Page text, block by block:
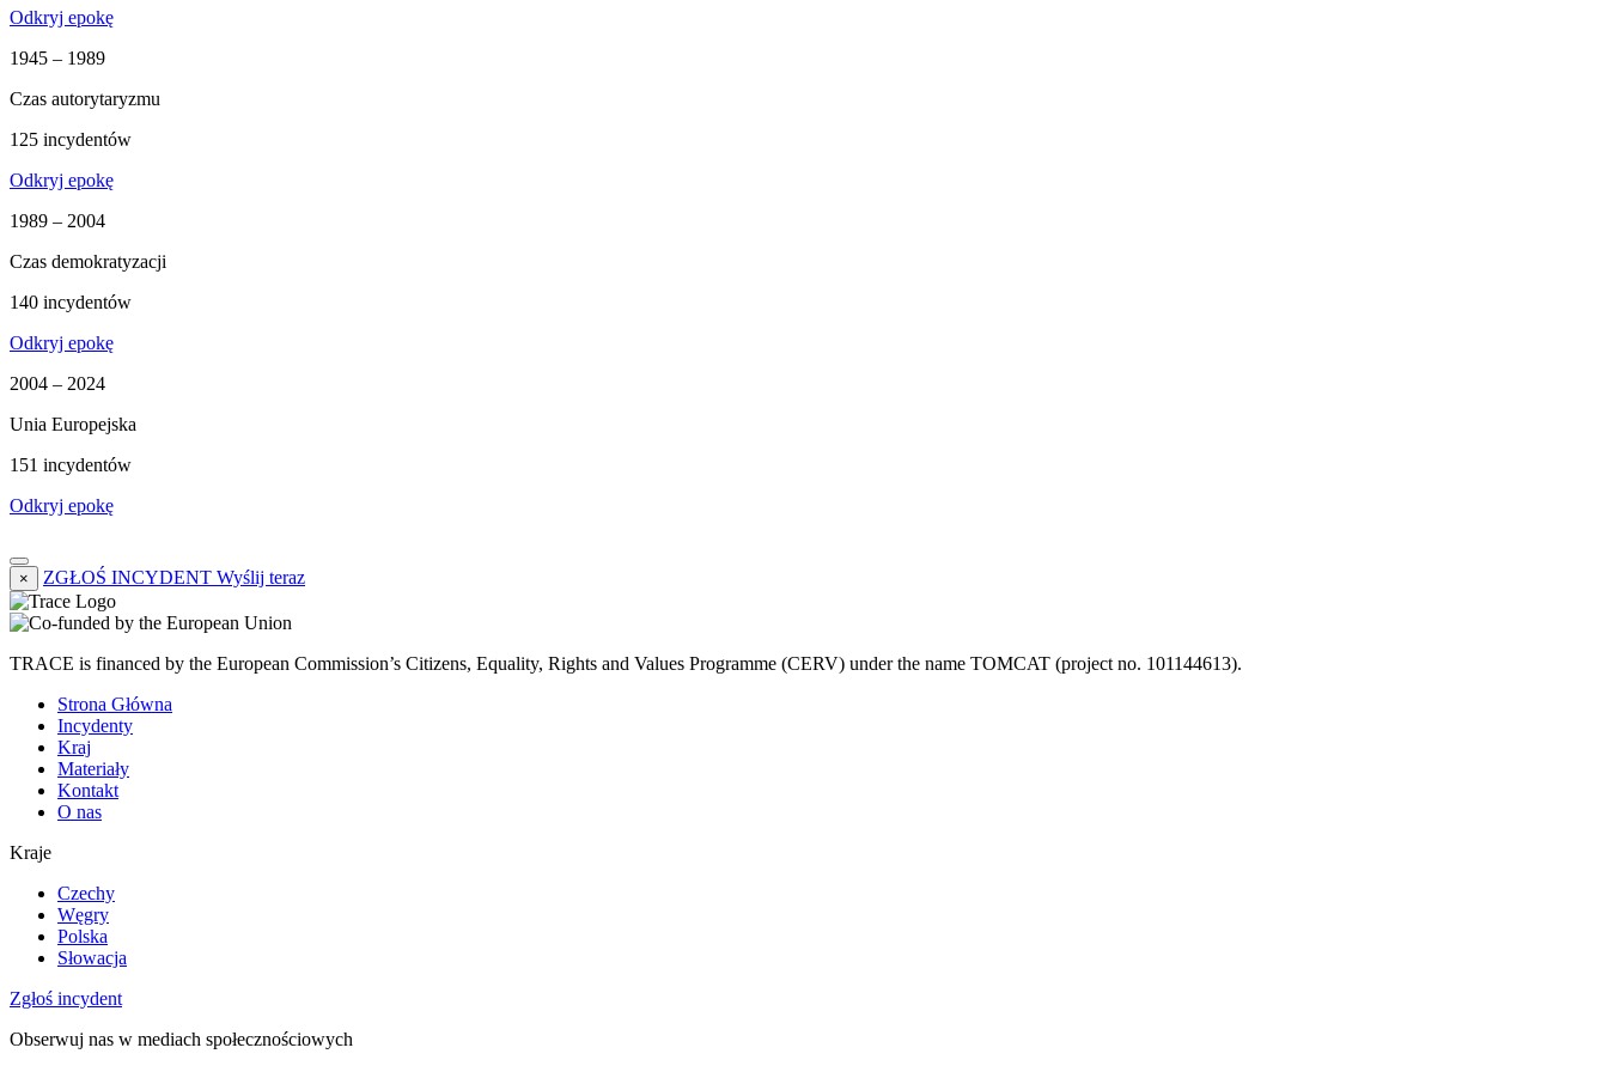
Odkryj epokę
1945 – 1989
Czas autorytaryzmu
125 incydentów
Odkryj epokę
1989 – 2004
Czas demokratyzacji
140 incydentów
Odkryj epokę
2004 – 2024
Unia Europejska
151 incydentów
Odkryj epokę
× ZGŁOŚ INCYDENT Wyślij teraz
TRACE is financed by the European Commission’s Citizens, Equality, Rights and Values Programme (CERV) under the name TOMCAT (project no. 101144613).
Strona Główna
Incydenty
Kraj
Materiały
Kontakt
O nas
Kraje
Czechy
Węgry
Polska
Słowacja
Zgłoś incydent
Obserwuj nas w mediach społecznościowych